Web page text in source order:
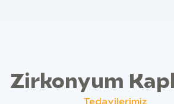
Zirkonyum
Tedavilerimiz